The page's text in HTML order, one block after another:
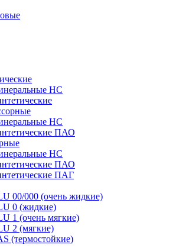
HC
HC
ПАО
HC
ПАО
ПАГ
00/000 (очень жидкие)
0 (жидкие)
1 (очень мягкие)
2 (мягкие)
(термостойкие)